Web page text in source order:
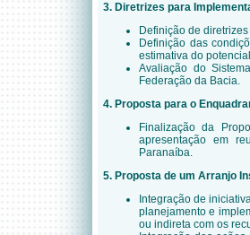
3. Diretrizes para
Definição de
Definição das
estimativa do
Avaliação do
Federação da Bacia.
4. Proposta para o
Finalização da
apresentação em
Paranaíba.
5. Proposta de um Arranjo
Integração de
planejamento e
ou indireta com os